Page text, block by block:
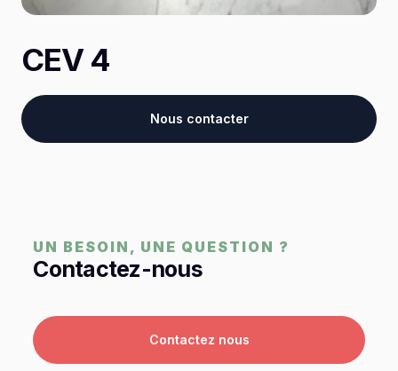
CEV 4
Nous contacter
UN BESOIN, UNE QUESTION ?
Contactez-nous
Contactez nous